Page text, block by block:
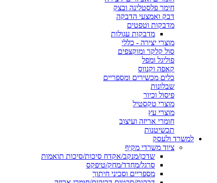
חימר פלסטלינה ובצק
דבק ואמצעי הדבקה
מדבקות וטפטים
מדבקות עגולות
מוצרי יצירה - כללי
סול קלקר ומוקצפים
פוליגל ומפל
קאפה וקנווס
כלים מכשירים ומספריים
שבלונות
פיסול וכיור
מוצרי טקסטיל
מוצרי עץ
חומרי אריזה ועיצוב
תכשיטנות
למשרד ולעסק
ציוד משרדי מקיף
שדכן/מנקב/אקדח סיכות/סיכות תואמות
סרגל/מחדד/מחק/טיפקס
מספריים וסכיני חיתוך